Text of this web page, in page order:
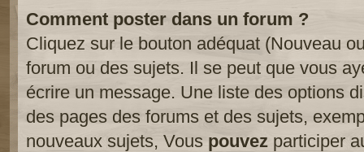
Comment poster dans un forum ?
Cliquez sur le bouton adéquat (Nouveau
forum ou des sujets. Il se peut que vous
écrire un message. Une liste des options
des pages des forums et des sujets,
nouveaux sujets, Vous pouvez participer